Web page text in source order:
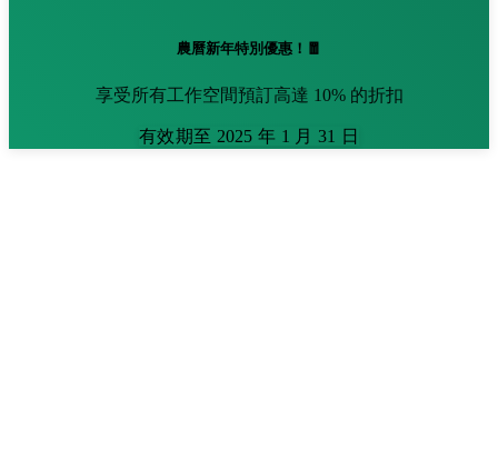
農曆新年特別優惠！🧧
享受所有工作空間預訂高達 10% 的折扣
有效期至 2025 年 1 月 31 日